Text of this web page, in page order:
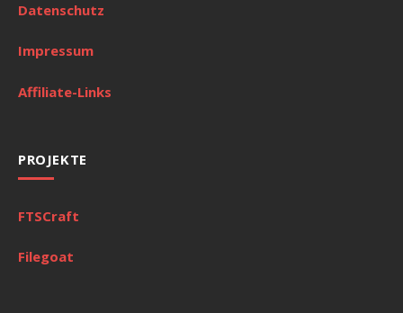
Datenschutz
Impressum
Affiliate-Links
PROJEKTE
FTSCraft
Filegoat